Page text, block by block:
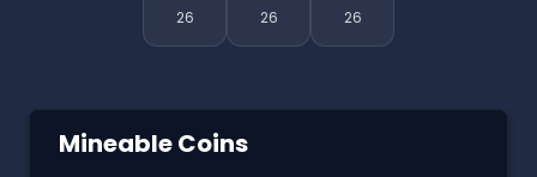
26 26 26
Mineable Coins